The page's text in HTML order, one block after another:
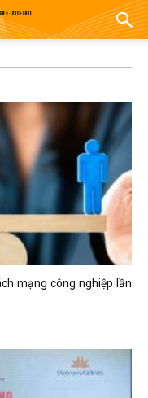
mạng công nghiệp lần